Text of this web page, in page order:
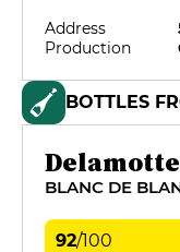
Address
Production
BOTTLES
Delamotte
BLANC DE
92/100